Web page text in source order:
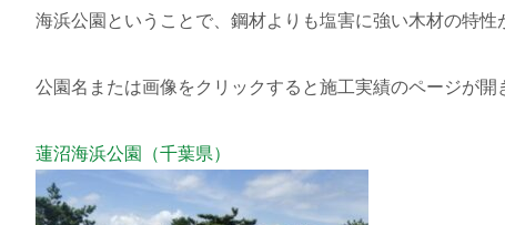
海浜公園ということで、鋼材よりも塩害に強い木材の特性
公園名または画像をクリックすると施工実績のページが開
蓮沼海浜公園（千葉県）